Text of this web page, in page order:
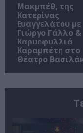
Μακμπέθ, της
Κατερίνας
Ευαγγελάτου με
Γιώργο Γάλλο &
Καρυοφυλλιά
Καραμπέτη στο
Θέατρο